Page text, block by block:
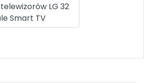
LG 32
Smart TV